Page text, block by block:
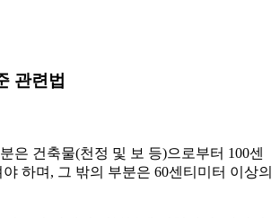
관련법
은 건축물(천정 및 보 등)으로부터 100센
하며, 그 밖의 부분은 60센티미터 이상의